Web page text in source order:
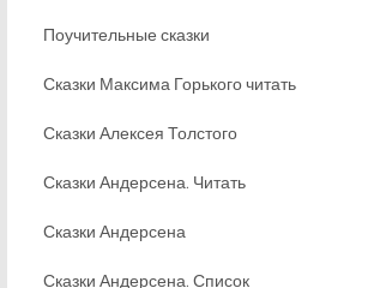
Поучительные сказки
Сказки Максима Горького читать
Сказки Алексея Толстого
Сказки Андерсена. Читать
Сказки Андерсена
Сказки Андерсена. Список